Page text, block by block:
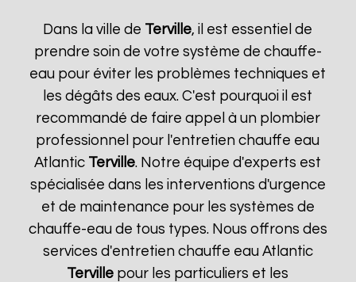
Dans la ville de Terville, il est essentiel de
prendre soin de votre système de chauffe-
eau pour éviter les problèmes techniques et
les dégâts des eaux. C'est pourquoi il est
recommandé de faire appel à un plombier
professionnel pour l'entretien chauffe eau
Atlantic Terville. Notre équipe d'experts est
spécialisée dans les interventions d'urgence
et de maintenance pour les systèmes de
chauffe-eau de tous types. Nous offrons des
services d'entretien chauffe eau Atlantic
Terville pour les particuliers et les